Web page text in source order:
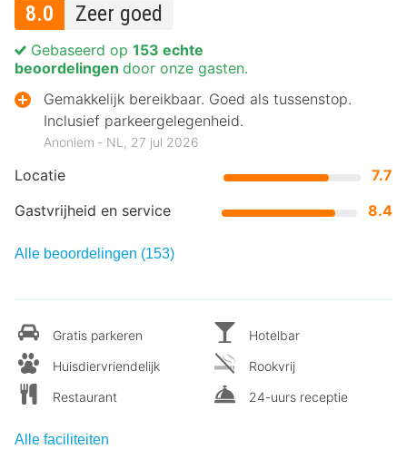
8.0 Zeer goed
Locatie
7.7
Gastvrijheid en service
8.4
Gebaseerd op 153 echte
beoordelingen door onze gasten.
Gemakkelijk bereikbaar. Goed als tussenstop.
Inclusief parkeergelegenheid.
Anoniem ‐ NL, 27 jul 2026
Alle beoordelingen (153)
Gratis parkeren
Huisdiervriendelijk
Restaurant
Hotelbar
Rookvrij
24-uurs receptie
Alle faciliteiten